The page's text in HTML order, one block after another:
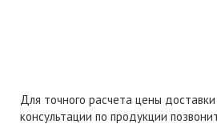
Для точного расчета цены
консультации по продукции